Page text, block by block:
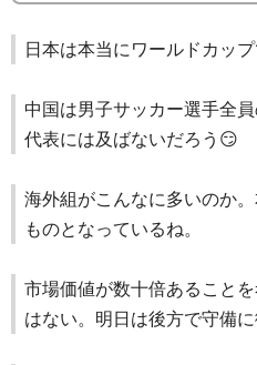
日本は本当にワールドカッ
中国は男子サッカー選手全
代表には及ばないだろう😏
海外組がこんなに多いのか
ものとなっているね。
市場価値が数十倍あること
はない。明日は後方で守備